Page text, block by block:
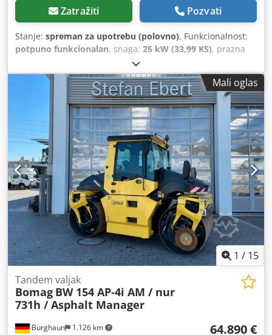
Zatražiti Pozvati
Stanje: spreman za upotrebu (polovno), Funkcionalnost:
potpuno funkcionalan, snaga: 25 kW (33,99 KS), prazna
, Godina proizvodnje:
2.950 h, BOMAG BW120AD-4 Godina proizvodnje: 2007
Prema brojaču: 2.950 sati 25,2 kW Kubota 2.800 kg
Prodajna cena: 9.900 EUR neto BOMAG BW100AD-4 Godina
proizvodnje: 2005 Prema brojaču: 6.594 sati 25,2 kW
Kubota 2.600 kg Prodajna cena: 8.800 EUR neto Hamm HD
10 Godina proizvodnje: 2006 Prema brojaču: 4.356 sati 20,1
kW Deutz 2.450 kg Prodajna cena: 8.800 EUR neto Hamm
HD 10 Godina proizvodnje: 2006 Prema brojaču: 7.771 sati
20,1 kW Deutz 2.450 kg Prodajna cena: 8.800 EUR neto
Takođe, moguća povoljna dostava! Dodpfx Ajzc Iyvei Usck
Mali oglas
1 / 15
Burghaun 1.126 km
Tandem valjak
Bomag BW 154 AP-4i AM / nur
731h / Asphalt Manager
64.890 €